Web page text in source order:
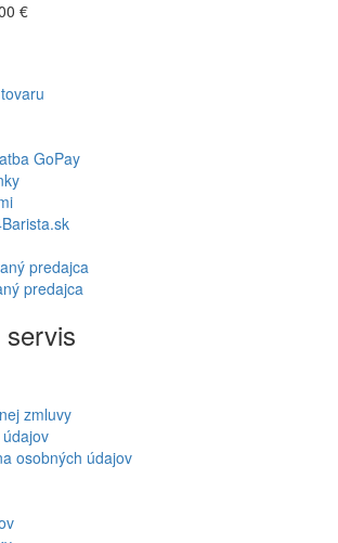
cena Darcek k nakupu Rychle dodanie
Pridať recenziu
deň
Tovar skladom v SR
€